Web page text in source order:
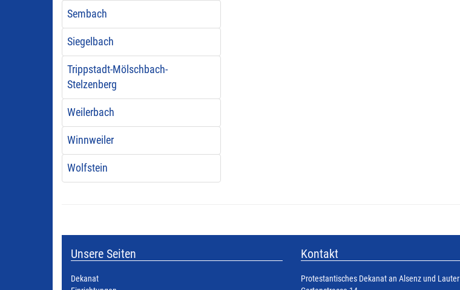
Sembach
Siegelbach
Trippstadt-Mölschbach-
Stelzenberg
Weilerbach
Winnweiler
Wolfstein
Unsere Seiten
Dekanat
Kontakt
Protestantisches Dekanat an Alsenz und Lauter